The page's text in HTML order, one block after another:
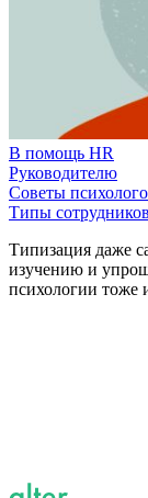
В помощь HR
Руководителю
Советы
Типы
Типизация даже
изучению и
психологии тоже